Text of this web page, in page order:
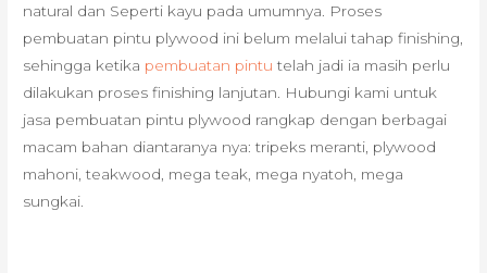
natural dan Seperti kayu pada umumnya. Proses
pembuatan pintu plywood ini belum melalui tahap finishing,
sehingga ketika pembuatan pintu telah jadi ia masih perlu
dilakukan proses finishing lanjutan. Hubungi kami untuk
jasa pembuatan pintu plywood rangkap dengan berbagai
macam bahan diantaranya nya: tripeks meranti, plywood
mahoni, teakwood, mega teak, mega nyatoh, mega
sungkai.